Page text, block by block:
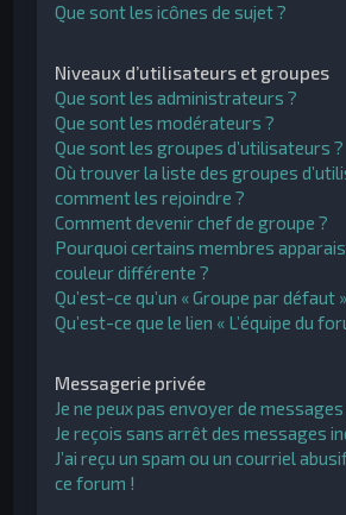
Que sont les icônes de sujet ?
Niveaux d’utilisateurs et groupes
Que sont les administrateurs ?
Que sont les modérateurs ?
Que sont les groupes d’utilisateurs ?
Où trouver la liste des groupes
comment les rejoindre ?
Comment devenir chef de groupe ?
Pourquoi certains membres
couleur différente ?
Qu’est-ce qu’un « Groupe par défaut
Qu’est-ce que le lien « L’équipe du
Messagerie privée
Je ne peux pas envoyer de
Je reçois sans arrêt des messages
J’ai reçu un spam ou un courriel
ce forum !